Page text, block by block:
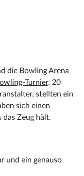
die Bowling Arena
Turnier. 20
stellten ein
sich einen
das Zeug hält.
und ein genauso